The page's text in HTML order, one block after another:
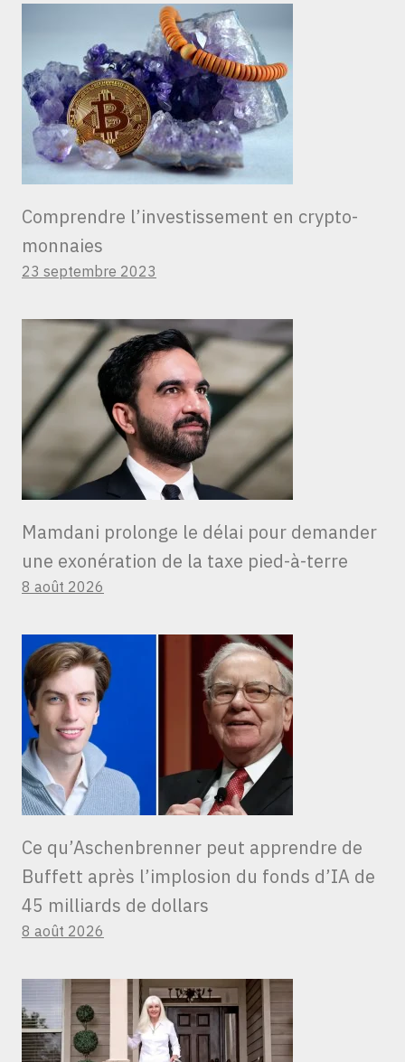
Comprendre l’investissement en crypto-
monnaies
23 septembre 2023
Mamdani prolonge le délai pour demander
une exonération de la taxe pied-à-terre
8 août 2026
Ce qu’Aschenbrenner peut apprendre de
Buffett après l’implosion du fonds d’IA de
45 milliards de dollars
8 août 2026